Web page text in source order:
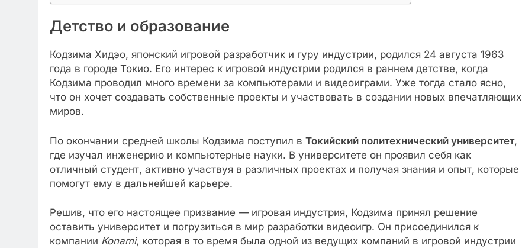
Детство и образование
Кодзима Хидэо, японский игровой разработчик и гуру индустрии, родился 24 августа 1963
года в городе Токио. Его интерес к игровой индустрии родился в раннем детстве, когда
Кодзима проводил много времени за компьютерами и видеоиграми. Уже тогда стало ясно,
что он хочет создавать собственные проекты и участвовать в создании новых впечатляющих
миров.
По окончании средней школы Кодзима поступил в Токийский политехнический университет,
где изучал инженерию и компьютерные науки. В университете он проявил себя как
отличный студент, активно участвуя в различных проектах и получая знания и опыт, которые
помогут ему в дальнейшей карьере.
Решив, что его настоящее призвание — игровая индустрия, Кодзима принял решение
оставить университет и погрузиться в мир разработки видеоигр. Он присоединился к
компании Konami, которая в то время была одной из ведущих компаний в игровой индустрии